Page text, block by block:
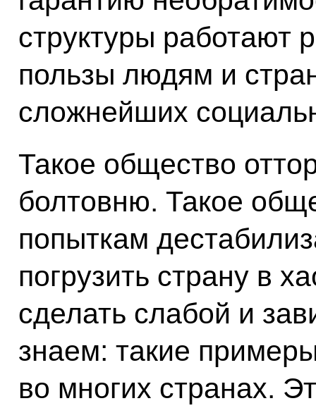
структуры работают
пользы людям и
сложнейших
Такое общество
болтовню. Такое
попыткам
погрузить страну в
сделать слабой и
знаем: такие
во многих странах.